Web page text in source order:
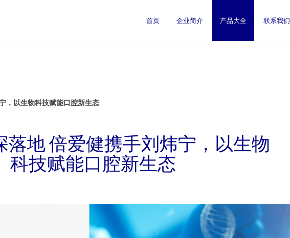
首页 企业简介 产品大全 联系我们
，以生物科技赋能口腔新生态
落地 倍爱健携手刘炜宁，以生物
科技赋能口腔新生态